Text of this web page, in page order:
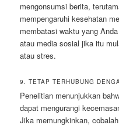
mengonsumsi berita,
mempengaruhi kesehatan
membatasi waktu yang
atau media sosial jika itu
atau stres.
9. TETAP TERHUBUNG
Penelitian menunjukkan
dapat mengurangi
Jika memungkinkan,